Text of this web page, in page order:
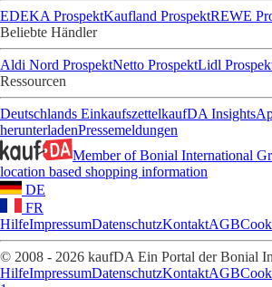
EDEKA ProspektKaufland ProspektREWE
Beliebte Händler
Aldi Nord ProspektNetto ProspektLidl
Ressourcen
Deutschlands EinkaufszettelkaufDA Insights
herunterladenPressemeldungen
Member of Bonial International
location based shopping information
DE
FR
HilfeImpressumDatenschutzKontaktAGB
© 2008 - 2026 kaufDA Ein Portal der Bonial
HilfeImpressumDatenschutzKontaktAGB